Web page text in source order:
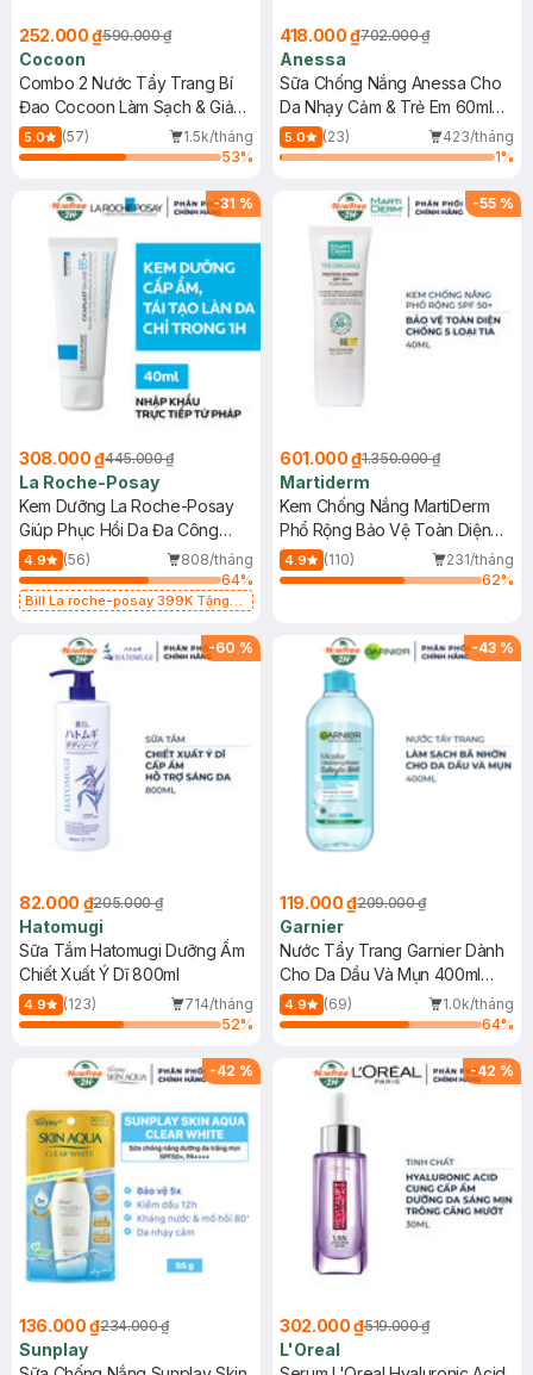
252.000 ₫590.000 ₫
Cocoon
Combo 2 Nước Tẩy Trang Bí
Đao Cocoon Làm Sạch & Giảm
Dầu 500ml
5.0 (57)
1.5k/tháng
53%
418.000 ₫702.000 ₫
Anessa
Sữa Chống Nắng Anessa Cho
Da Nhạy Cảm & Trẻ Em 60ml
(Mới)
5.0 (23)
423/tháng
1%
-31 %
308.000 ₫445.000 ₫
La Roche-Posay
Kem Dưỡng La Roche-Posay
Giúp Phục Hồi Da Đa Công
Dụng 40ml
4.9 (56)
808/tháng
64%
Bill La roche-posay 399K Tặng
(SL có hạn)
-55 %
601.000 ₫1.350.000 ₫
Martiderm
Kem Chống Nắng MartiDerm
Phổ Rộng Bảo Vệ Toàn Diện
40ml
4.9 (110)
231/tháng
62%
-60 %
82.000 ₫205.000 ₫
Hatomugi
Sữa Tắm Hatomugi Dưỡng Ẩm
Chiết Xuất Ý Dĩ 800ml
4.9 (123)
714/tháng
52%
-43 %
119.000 ₫209.000 ₫
Garnier
Nước Tẩy Trang Garnier Dành
Cho Da Dầu Và Mụn 400ml
(Mới)
4.9 (69)
1.0k/tháng
64%
-42 %
136.000 ₫234.000 ₫
Sunplay
-42 %
302.000 ₫519.000 ₫
L'Oreal